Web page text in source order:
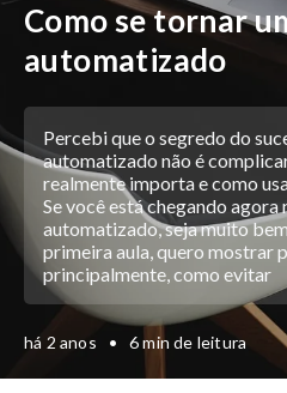
Como se tornar
automatizado
Percebi que o segredo do
automatizado não é
realmente importa e como
Se você está chegando
automatizado, seja muito
primeira aula, quero mostrar
principalmente, como evitar
há 2 anos • 6 min de leitura